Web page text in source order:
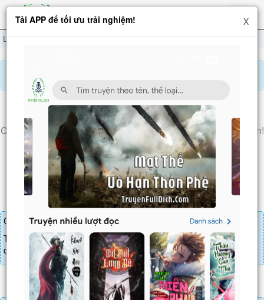
Hiện
menu
Lĩnh Chủ: Ta Kiến Tộc Vô Hạn Tiến Hóa Chương 145
LĨNH CHỦ: TA KIẾN TỘC VÔ HẠN TIẾN HÓA
Chương 145 : Thiết Giáp Băng Tinh Kiến, Công Thủ Toàn Diện!
Bồi Dưỡng Chiến Sĩ Lục Giác!
Chương truyện cần 30 LT để mua.
Truyện mua lẻ thì cứ Giá chương x Số chương, mua combo thì đến
danh sách combo tìm giá
Đăng nhập Nạp linh thạch
Tải APP để tối ưu trải nghiệm! X